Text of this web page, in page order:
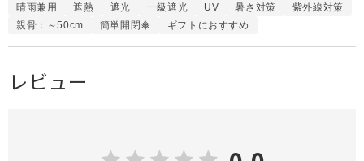
晴雨兼用 遮熱 遮光 一級遮光 UV 暑さ対策
紫外線対策
親骨：～50cm
簡単開閉傘 ギフトにおすすめ
レビュー